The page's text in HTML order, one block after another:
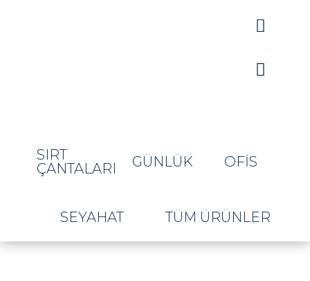


SIRT
ÇANTALARI
GÜNLÜK OFIS
SEYAHAT TÜM ÜRÜNLER